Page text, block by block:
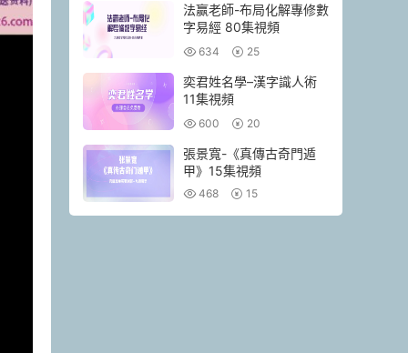
法赢老師-布局化解專修數
字易經 80集視頻
634 25
奕君姓名學–漢字識人術
11集視頻
600 20
張景寬-《真傳古奇門遁
甲》15集視頻
468 15